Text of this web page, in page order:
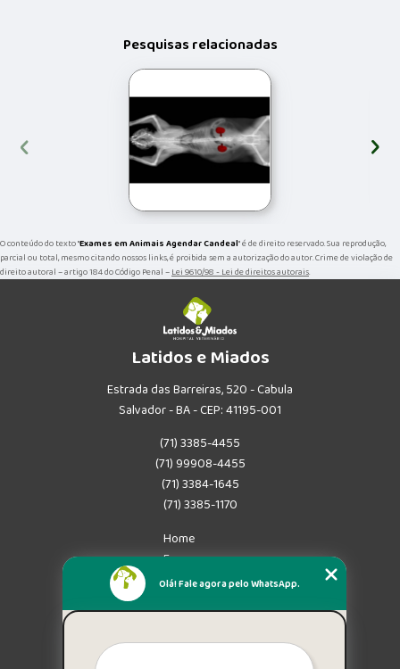
Pesquisas relacionadas
‹ ›
O conteúdo do texto "Exames em Animais Agendar Candeal" é de direito reservado. Sua reprodução,
parcial ou total, mesmo citando nossos links, é proibida sem a autorização do autor. Crime de violação de
direito autoral – artigo 184 do Código Penal –Lei 9610/98 - Lei de direitos autorais.
Latidos e Miados
Estrada das Barreiras, 520 - Cabula
Salvador - BA - CEP: 41195-001
(71) 3385-4455
(71) 99908-4455
(71) 3384-1645
(71) 3385-1170
Home
Empresa
Missão
Mapa do site
Olá! Fale agora pelo WhatsApp.